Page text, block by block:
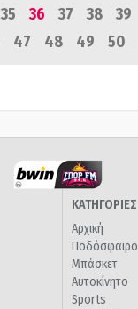
35 36 37 38 39
47 48 49 50
ΚΑΤΗΓΟΡΙΕΣ
Αρχική
Ποδόσφαιρο
Μπάσκετ
Αυτοκίνητο
Sports